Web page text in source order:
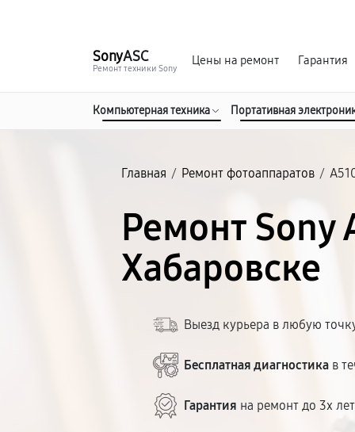
SonyASC
Ремонт техники Sony
Цены на ремонт Гарантия
Компьютерная техника Портативная
Главная / Ремонт фотоаппаратов /
Ремонт Sony
Хабаровске
Выезд курьера в любую
Бесплатная диагностика в
Гарантия на ремонт до 3х лет